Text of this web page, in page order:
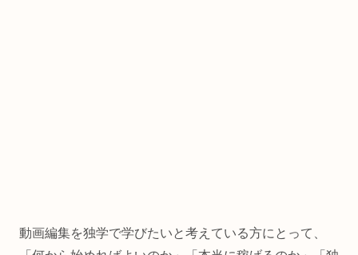
動画編集を独学で学びたいと考えている方にとって、